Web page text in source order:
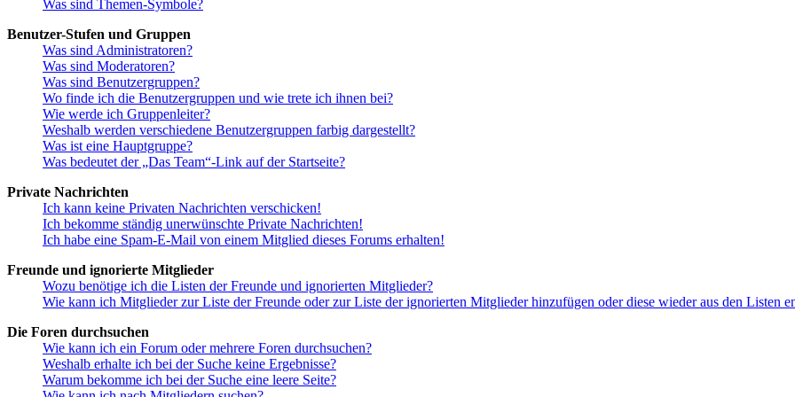
Was sind Themen-Symbole?
Benutzer-Stufen und Gruppen
Was sind Administratoren?
Was sind Moderatoren?
Was sind Benutzergruppen?
Wo finde ich die Benutzergruppen und wie trete ich ihnen bei?
Wie werde ich Gruppenleiter?
Weshalb werden verschiedene Benutzergruppen farbig dargestellt?
Was ist eine Hauptgruppe?
Was bedeutet der „Das Team“-Link auf der Startseite?
Private Nachrichten
Ich kann keine Privaten Nachrichten verschicken!
Ich bekomme ständig unerwünschte Private Nachrichten!
Ich habe eine Spam-E-Mail von einem Mitglied dieses Forums erhalten!
Freunde und ignorierte Mitglieder
Wozu benötige ich die Listen der Freunde und ignorierten Mitglieder?
Wie kann ich Mitglieder zur Liste der Freunde oder zur Liste der ignorierten Mitglieder hinzufügen oder diese wieder aus den Listen
Die Foren durchsuchen
Wie kann ich ein Forum oder mehrere Foren durchsuchen?
Weshalb erhalte ich bei der Suche keine Ergebnisse?
Warum bekomme ich bei der Suche eine leere Seite?